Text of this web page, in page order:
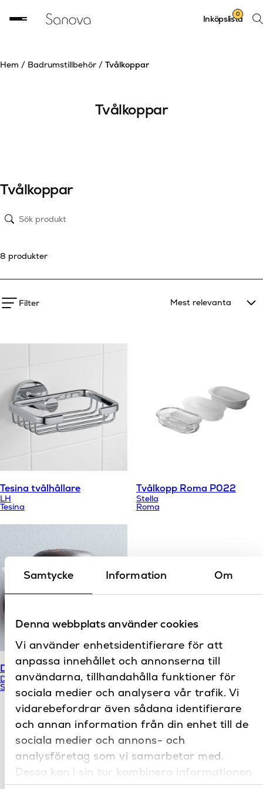
Samtycke Information Om
Denna webbplats använder cookies
Vi använder enhetsidentifierare för att
anpassa innehållet och annonserna till
användarna, tillhandahålla funktioner för
sociala medier och analysera vår trafik. Vi
vidarebefordrar även sådana identifierare
och annan information från din enhet till de
sociala medier och annons- och
analysföretag som vi samarbetar med.
Dessa kan i sin tur kombinera informationen
Sök
Inköpslista
0
Hem / Badrumstillbehör / Tvålkoppar
Tvålkoppar
Tvålkoppar
8 produkter
Filter
Tesina tvålhållare
LH
Tesina
Tvålkopp Roma P022
Stella
Roma
Duravit tvålkopp Starck T
Duravit
Starck T
Tvålkopp Roma 1024
Stella
Roma